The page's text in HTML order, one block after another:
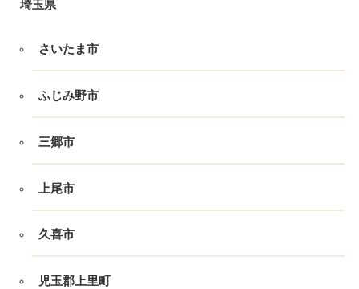
埼玉県
さいたま市
ふじみ野市
三郷市
上尾市
久喜市
児玉郡上里町